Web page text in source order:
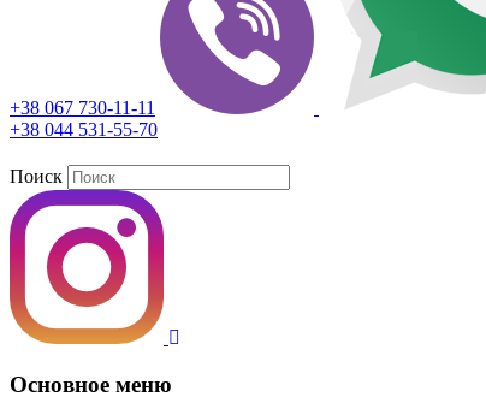
+38 067 730-11-11
+38 044 531-55-70
Поиск
Основное меню